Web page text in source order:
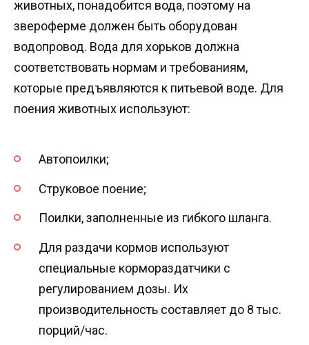
животных, понадобится вода, поэтому на
звероферме должен быть оборудован
водопровод. Вода для хорьков должна
соответствовать нормам и требованиям,
которые предъявляются к питьевой воде. Для
поения животных используют:
Автопоилки;
Струковое поение;
Поилки, заполненные из гибкого шланга.
Для раздачи кормов используют
специальные кормораздатчики с
регулированием дозы. Их
производительность составляет до 8 тыс.
порций/час.